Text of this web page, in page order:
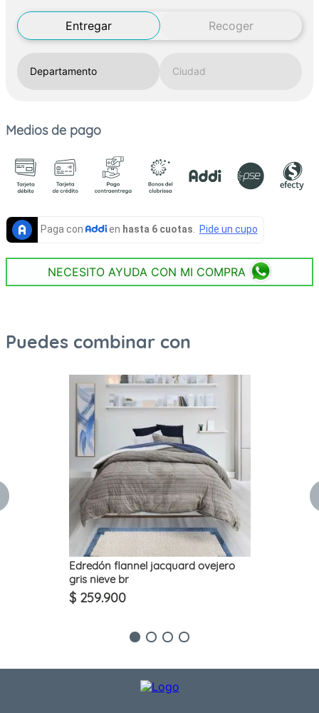
Entregar Recoger
Medios de pago
NECESITO AYUDA CON MI COMPRA
Puedes combinar con
Edredón flannel jacquard ovejero
gris nieve br
$ 259.900